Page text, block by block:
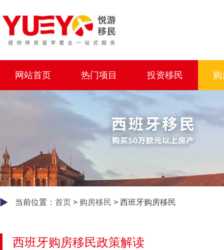
网站首页 热门项目 投资移民
当前位置： 首页 > 购房移民 > 西班牙购房移民
西班牙购房移民政策解读